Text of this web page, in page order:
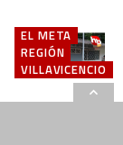
EL META
REGIÓN
VILLAVICENCIO